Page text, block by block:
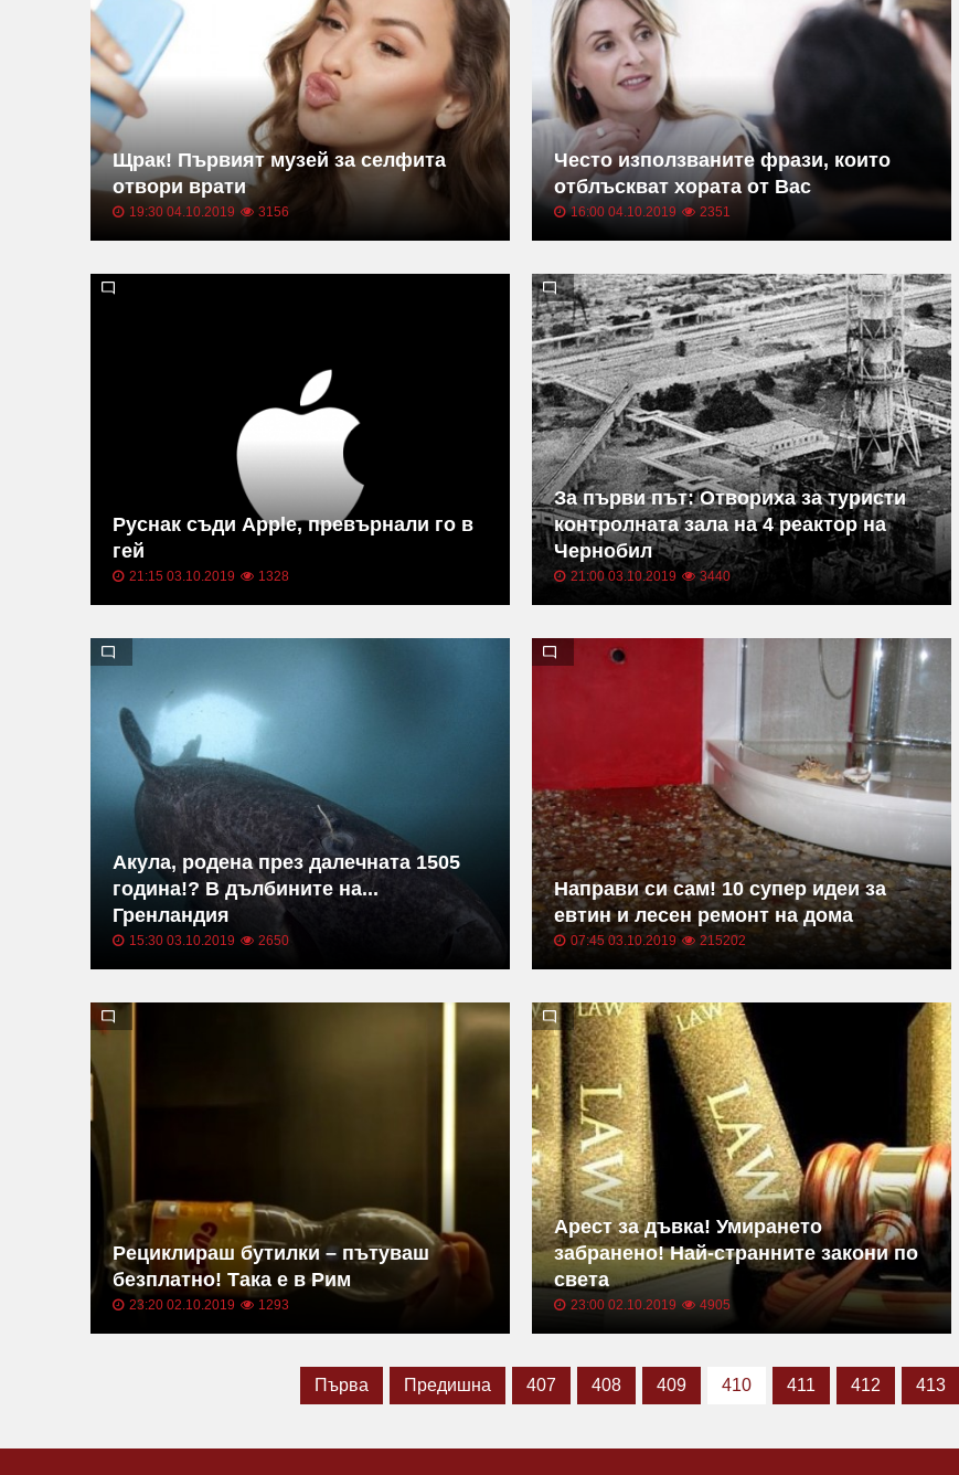
Щрак! Първият музей за селфита
отвори врати
19:30 04.10.2019 3156
Често използваните фрази, които
отблъскват хората от Вас
16:00 04.10.2019 2351
Руснак съди Apple, превърнали го в
гей
21:15 03.10.2019 1328
За първи път: Отвориха за туристи
контролната зала на 4 реактор на
Чернобил
21:00 03.10.2019 3440
Акула, родена през далечната 1505
година!? В дълбините на...
Гренландия
15:30 03.10.2019 2650
Направи си сам! 10 супер идеи за
евтин и лесен ремонт на дома
07:45 03.10.2019 215202
Рециклираш бутилки – пътуваш
безплатно! Така е в Рим
23:20 02.10.2019 1293
Арест за дъвка! Умирането
забранено! Най-странните закони по
света
23:00 02.10.2019 4905
Първа Предишна 407 408 409 410 411 412 413